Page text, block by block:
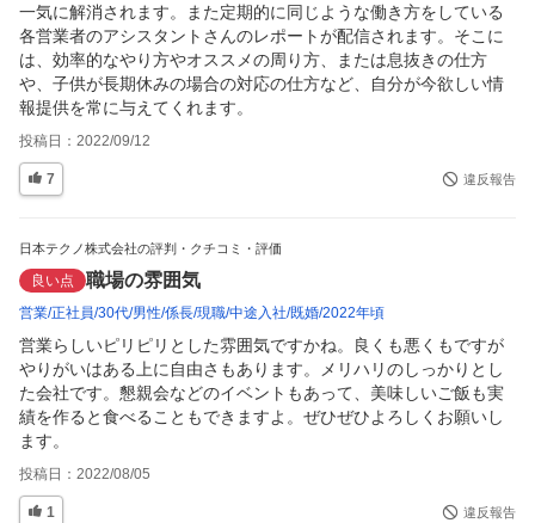
一気に解消されます。また定期的に同じような働き方をしている
各営業者のアシスタントさんのレポートが配信されます。そこに
は、効率的なやり方やオススメの周り方、または息抜きの仕方
や、子供が長期休みの場合の対応の仕方など、自分が今欲しい情
報提供を常に与えてくれます。
投稿日： 2022/09/12
7 違反報告
日本テクノ株式会社の評判・クチコミ・評価
良い点 職場の雰囲気
営業 正社員 30代 男性 係長 現職 中途入社 既婚 2022年頃
営業らしいピリピリとした雰囲気ですかね。良くも悪くもですが
やりがいはある上に自由さもあります。メリハリのしっかりとし
た会社です。懇親会などのイベントもあって、美味しいご飯も実
績を作ると食べることもできますよ。ぜひぜひよろしくお願いし
ます。
投稿日： 2022/08/05
1 違反報告